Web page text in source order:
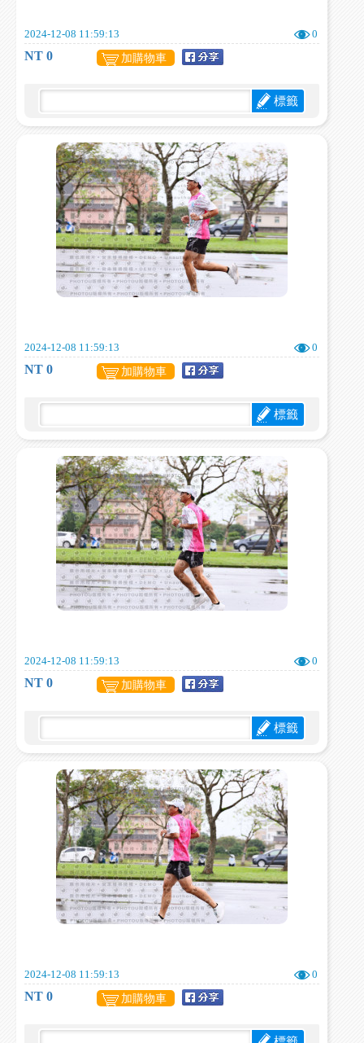
2024-12-08 11:59:13 0
NT 0 加購物車
標籤
2024-12-08 11:59:13 0
NT 0 加購物車
標籤
2024-12-08 11:59:13 0
NT 0 加購物車
標籤
2024-12-08 11:59:13 0
NT 0 加購物車